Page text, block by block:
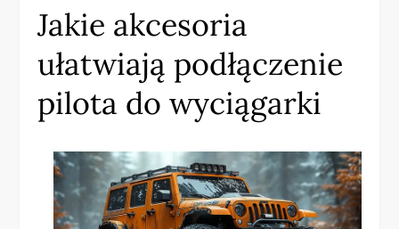
Jakie akcesoria
ułatwiają podłączenie
pilota do wyciągarki